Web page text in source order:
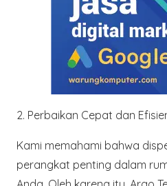
2. Perbaikan Cepat dan
Kami memahami bahwa
perangkat penting dalam